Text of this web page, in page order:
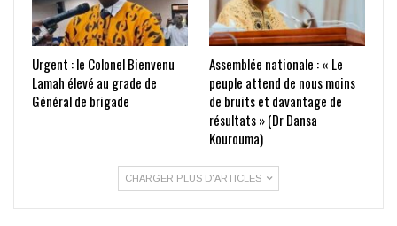
Urgent : le Colonel Bienvenu
Lamah élevé au grade de
Général de brigade
Assemblée nationale : « Le
peuple attend de nous moins
de bruits et davantage de
résultats » (Dr Dansa
Kourouma)
CHARGER PLUS D'ARTICLES